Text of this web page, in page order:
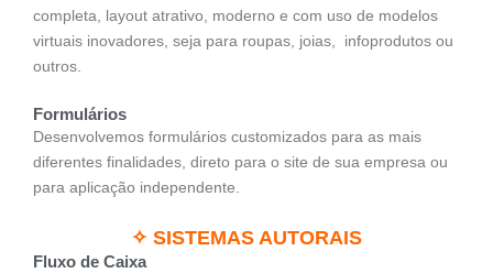
completa, layout atrativo, moderno e com uso de modelos
virtuais inovadores, seja para roupas, joias, infoprodutos ou
outros.
Formulários
Desenvolvemos formulários customizados para as mais
diferentes finalidades, direto para o site de sua empresa ou
para aplicação independente.
✧ SISTEMAS AUTORAIS
Fluxo de Caixa